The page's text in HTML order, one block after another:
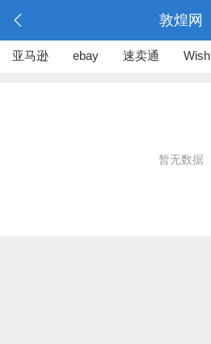
敦煌网
亚马逊 ebay 速卖通 Wish
暂无数据